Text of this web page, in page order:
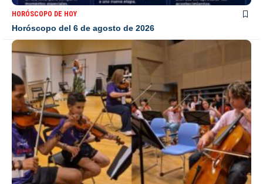
HORÓSCOPO DE HOY
Horóscopo del 6 de agosto de 2026